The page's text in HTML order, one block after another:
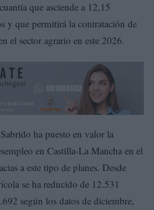
que asciende a 12,15
y que permitirá la contratación de
el sector agrario en este 2026.
ha puesto en valor la
en Castilla-La Mancha en el
a este tipo de planes. Desde
se ha reducido de 12.531
según los datos de diciembre,